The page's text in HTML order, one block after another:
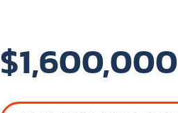
$1,600,000